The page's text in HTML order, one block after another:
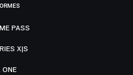
PASS
X|S
ONE